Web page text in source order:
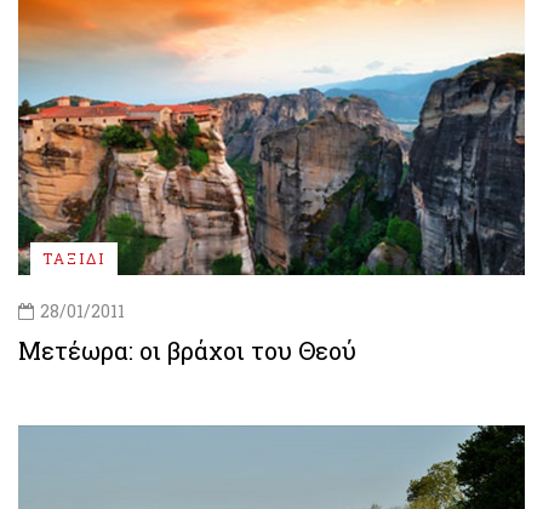
ΤΑΞΙΔΙ
28/01/2011
Μετέωρα: οι βράχοι του Θεού